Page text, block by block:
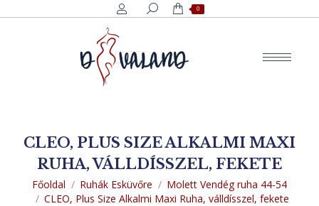
Search: 0
CLEO, PLUS SIZE ALKALMI MAXI
RUHA, VÁLLDÍSSZEL, FEKETE
You are here:
Főoldal Ruhák Esküvőre
Molett Vendég ruha 44-54
CLEO, Plus Size Alkalmi Maxi Ruha, válldísszel, fekete